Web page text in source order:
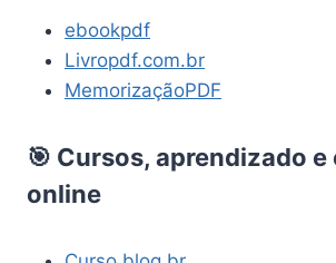
ebookpdf
Livropdf.com.br
MemorizaçãoPDF
🎯 Cursos, aprendizado
online